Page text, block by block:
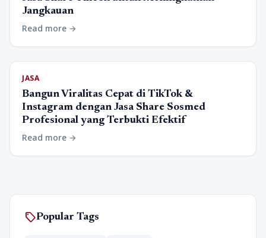
Jangkauan
Read more arrow_forward
JASA
Bangun Viralitas Cepat di TikTok &
Instagram dengan Jasa Share Sosmed
Profesional yang Terbukti Efektif
Read more arrow_forward
sellPopular Tags